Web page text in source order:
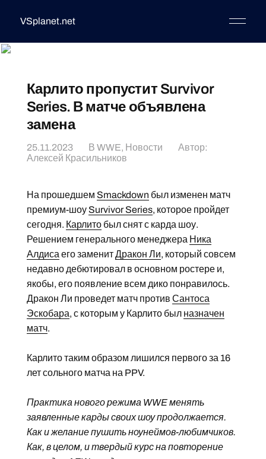
VSplanet.net
Карлито пропустит Survivor
Series. В матче объявлена
замена
25.11.2023 В WWE, Новости
Автор:
Алексей Красильников
На прошедшем Smackdown был изменен матч
премиум-шоу Survivor Series, которое пройдет
сегодня. Карлитобыл снят с карда шоу.
Решением генерального менеджера Ника
Алдиса его заменитДракон Ли, который совсем
недавно дебютировал в основном ростере и,
якобы, его появление всем дико понравилось.
Дракон Ли проведет матч против Сантоса
Эскобара, с которым у Карлито был назначен
матч.
Карлито таким образом лишился первого за 16
лет сольного матча на PPV.
Практика нового режима WWE менять
заявленные карды своих шоу продолжается.
Как и желание пушить ноунеймов-любимчиков.
Как, в целом, и твердый курс на повторение